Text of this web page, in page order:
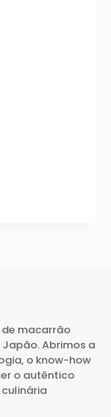
macarrão
Abrimos a
o know-how
o autêntico